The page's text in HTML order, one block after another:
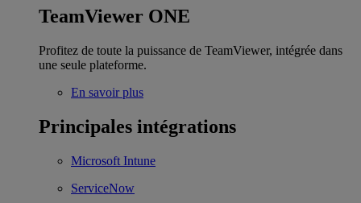
TeamViewer ONE
Profitez de toute la puissance de TeamViewer, intégrée dans
une seule plateforme.
En savoir plus
Principales intégrations
Microsoft Intune
ServiceNow